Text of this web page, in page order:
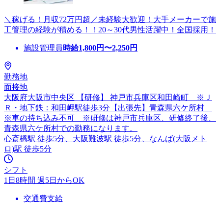
＼稼げる！月収72万円超／未経験大歓迎！大手メーカーで施
工管理の経験が積める！！20～30代男性活躍中！全国採用！
施設管理員 時給1,800円〜2,250円
勤務地
面接地
大阪府大阪市中央区 【研修】 神戸市兵庫区和田崎町 ※Ｊ
Ｒ・地下鉄：和田岬駅徒歩3分【出張先】青森県六ケ所村
※車の持ち込み不可 ※研修は神戸市兵庫区、研修終了後、
青森県六ケ所村での勤務になります。
心斎橋駅 徒歩5分、大阪難波駅 徒歩5分、なんば(大阪メト
ロ)駅 徒歩5分
シフト
1日8時間 週5日からOK
交通費支給